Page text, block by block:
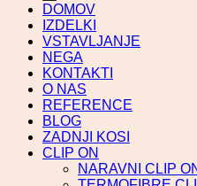
DOMOV
IZDELKI
VSTAVLJANJE
NEGA
KONTAKTI
O NAS
REFERENCE
BLOG
ZADNJI KOSI
CLIP ON
NARAVNI CLIP